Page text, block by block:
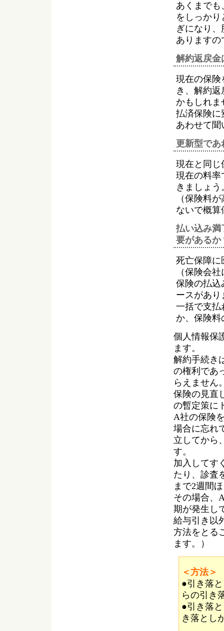
あくまで
をしっか
ぎになり
ありますの
解約返戻金
現在の保険
き、解約
かもしれま
払済保険に
あわせて
更新型で
現在と同じ
現在の料率
きましょう
（保険料
ないで概
払い込み満
要があるか
死亡保障に
（保険会
保険の払込
ースがあり
一括で支払
か、保険料
個人情報保
ます。
解約手続き
の権利であ
らえません
保険の見直
の暫定策に
A社の保険
場合に忘れ
立してから
す。
加入してす
たり、診査
まで2週間
その場合、
期が発生し
給与引き以
方法をとる
ます。）
＜方法＞
●引き落
らの引き
●引き落
き落とし